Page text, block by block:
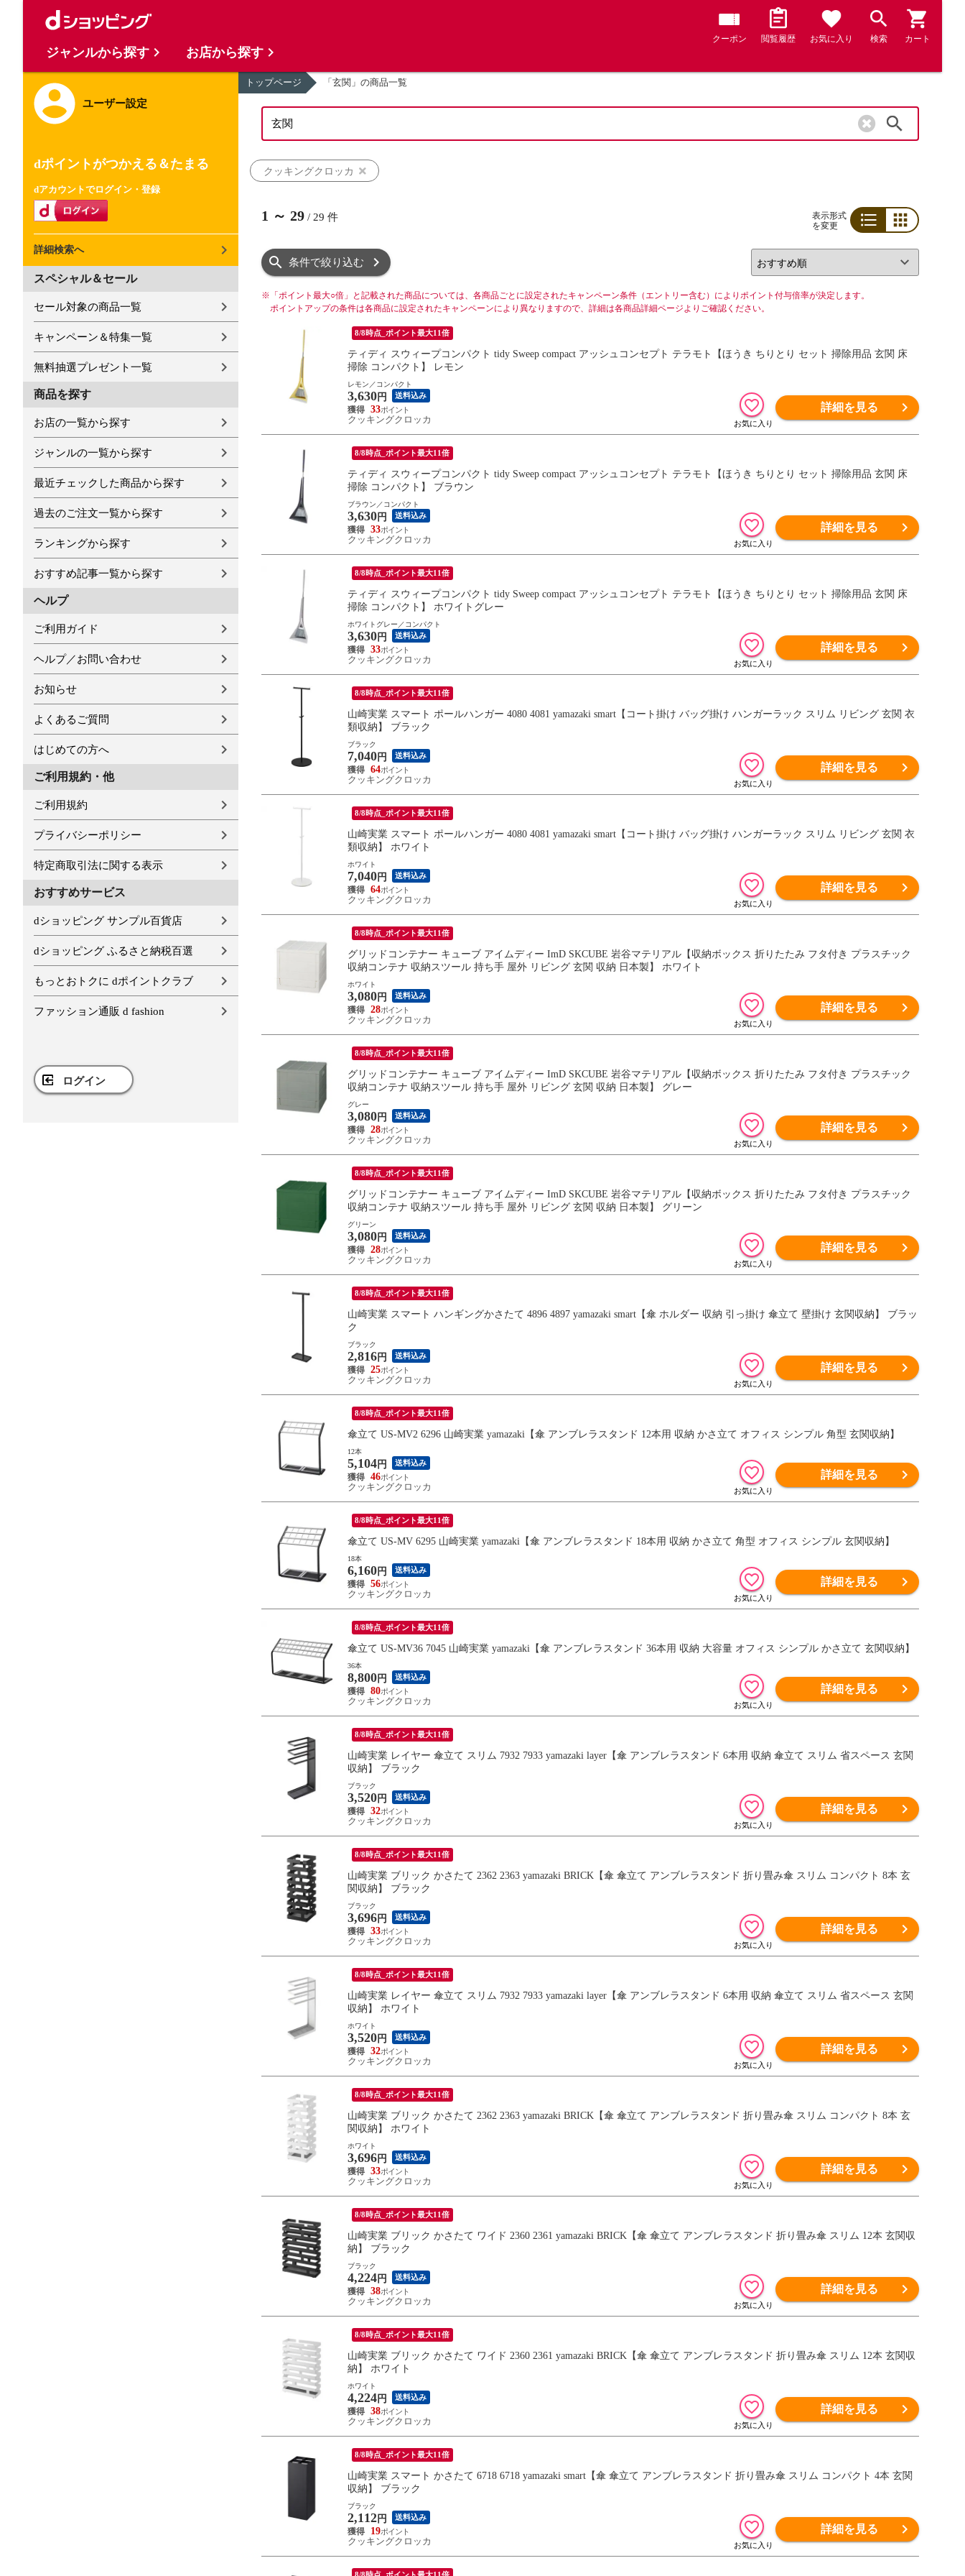
クーポン 閲覧履歴 お気に入り 検索 カート
ユーザー設定
dポイントがつかえる＆たまる
dアカウントでログイン・登録
詳細検索へ
スペシャル＆セール
セール対象の商品一覧
キャンペーン＆特集一覧
無料抽選プレゼント一覧
商品を探す
お店の一覧から探す
ジャンルの一覧から探す
最近チェックした商品から探す
過去のご注文一覧から探す
ランキングから探す
おすすめ記事一覧から探す
ヘルプ
ご利用ガイド
ヘルプ／お問い合わせ
お知らせ
よくあるご質問
はじめての方へ
ご利用規約・他
ご利用規約
プライバシーポリシー
特定商取引法に関する表示
おすすめサービス
dショッピング サンプル百貨店
dショッピング ふるさと納税百選
もっとおトクに dポイントクラブ
ファッション通販 d fashion
ログイン
トップページ 「玄関」の商品一覧
クッキングクロッカ
1 ～ 29 / 29 件
表示形式
を変更
条件で絞り込む
※ 「ポイント最大○倍」と記載された商品については、各商品ごとに設定されたキャンペーン条件（エントリー含む）によりポイント付与倍率が決定します。
ポイントアップの条件は各商品に設定されたキャンペーンにより異なりますので、詳細は各商品詳細ページよりご確認ください。
8/8時点_ポイント最大11倍
ティディ スウィープコンパクト tidy Sweep compact アッシュコンセプト テラモト【ほうき ちりとり セット 掃除用品 玄関 床
掃除 コンパクト】 レモン
レモン／コンパクト
3,630 円 送料込み
33
クッキングクロッカ
詳細を見る
8/8時点_ポイント最大11倍
ティディ スウィープコンパクト tidy Sweep compact アッシュコンセプト テラモト【ほうき ちりとり セット 掃除用品 玄関 床
掃除 コンパクト】 ブラウン
ブラウン／コンパクト
3,630 円 送料込み
33
クッキングクロッカ
詳細を見る
8/8時点_ポイント最大11倍
ティディ スウィープコンパクト tidy Sweep compact アッシュコンセプト テラモト【ほうき ちりとり セット 掃除用品 玄関 床
掃除 コンパクト】 ホワイトグレー
ホワイトグレー／コンパクト
3,630 円 送料込み
33
クッキングクロッカ
詳細を見る
8/8時点_ポイント最大11倍
山崎実業 スマート ポールハンガー 4080 4081 yamazaki smart【コート掛け バッグ掛け ハンガーラック スリム リビング 玄関 衣
類収納】 ブラック
ブラック
7,040 円 送料込み
64
クッキングクロッカ
詳細を見る
8/8時点_ポイント最大11倍
山崎実業 スマート ポールハンガー 4080 4081 yamazaki smart【コート掛け バッグ掛け ハンガーラック スリム リビング 玄関 衣
類収納】 ホワイト
ホワイト
7,040 円 送料込み
64
クッキングクロッカ
詳細を見る
8/8時点_ポイント最大11倍
グリッドコンテナー キューブ アイムディー ImD SKCUBE 岩谷マテリアル【収納ボックス 折りたたみ フタ付き プラスチック
収納コンテナ 収納スツール 持ち手 屋外 リビング 玄関 収納 日本製】 ホワイト
ホワイト
3,080 円 送料込み
28
クッキングクロッカ
詳細を見る
8/8時点_ポイント最大11倍
グリッドコンテナー キューブ アイムディー ImD SKCUBE 岩谷マテリアル【収納ボックス 折りたたみ フタ付き プラスチック
収納コンテナ 収納スツール 持ち手 屋外 リビング 玄関 収納 日本製】 グレー
グレー
3,080 円 送料込み
28
クッキングクロッカ
詳細を見る
8/8時点_ポイント最大11倍
グリッドコンテナー キューブ アイムディー ImD SKCUBE 岩谷マテリアル【収納ボックス 折りたたみ フタ付き プラスチック
収納コンテナ 収納スツール 持ち手 屋外 リビング 玄関 収納 日本製】 グリーン
グリーン
3,080 円 送料込み
28
クッキングクロッカ
詳細を見る
8/8時点_ポイント最大11倍
山崎実業 スマート ハンギングかさたて 4896 4897 yamazaki smart【傘 ホルダー 収納 引っ掛け 傘立て 壁掛け 玄関収納】 ブラッ
ク
ブラック
2,816 円 送料込み
25
クッキングクロッカ
詳細を見る
8/8時点_ポイント最大11倍
傘立て US-MV2 6296 山崎実業 yamazaki【傘 アンブレラスタンド 12本用 収納 かさ立て オフィス シンプル 角型 玄関収納】
12本
5,104 円 送料込み
46
クッキングクロッカ
詳細を見る
8/8時点_ポイント最大11倍
傘立て US-MV 6295 山崎実業 yamazaki【傘 アンブレラスタンド 18本用 収納 かさ立て 角型 オフィス シンプル 玄関収納】
18本
6,160 円 送料込み
56
クッキングクロッカ
詳細を見る
8/8時点_ポイント最大11倍
傘立て US-MV36 7045 山崎実業 yamazaki【傘 アンブレラスタンド 36本用 収納 大容量 オフィス シンプル かさ立て 玄関収納】
36本
8,800 円 送料込み
80
クッキングクロッカ
詳細を見る
8/8時点_ポイント最大11倍
山崎実業 レイヤー 傘立て スリム 7932 7933 yamazaki layer【傘 アンブレラスタンド 6本用 収納 傘立て スリム 省スペース 玄関
収納】 ブラック
ブラック
3,520 円 送料込み
32
クッキングクロッカ
詳細を見る
8/8時点_ポイント最大11倍
山崎実業 ブリック かさたて 2362 2363 yamazaki BRICK【傘 傘立て アンブレラスタンド 折り畳み傘 スリム コンパクト 8本 玄
関収納】 ブラック
ブラック
3,696 円 送料込み
33
クッキングクロッカ
詳細を見る
8/8時点_ポイント最大11倍
山崎実業 レイヤー 傘立て スリム 7932 7933 yamazaki layer【傘 アンブレラスタンド 6本用 収納 傘立て スリム 省スペース 玄関
収納】 ホワイト
ホワイト
3,520 円 送料込み
32
クッキングクロッカ
詳細を見る
8/8時点_ポイント最大11倍
山崎実業 ブリック かさたて 2362 2363 yamazaki BRICK【傘 傘立て アンブレラスタンド 折り畳み傘 スリム コンパクト 8本 玄
関収納】 ホワイト
ホワイト
3,696 円 送料込み
33
クッキングクロッカ
詳細を見る
8/8時点_ポイント最大11倍
山崎実業 ブリック かさたて ワイド 2360 2361 yamazaki BRICK【傘 傘立て アンブレラスタンド 折り畳み傘 スリム 12本 玄関収
納】 ブラック
ブラック
4,224 円 送料込み
38
クッキングクロッカ
詳細を見る
8/8時点_ポイント最大11倍
山崎実業 ブリック かさたて ワイド 2360 2361 yamazaki BRICK【傘 傘立て アンブレラスタンド 折り畳み傘 スリム 12本 玄関収
納】 ホワイト
ホワイト
4,224 円 送料込み
38
クッキングクロッカ
詳細を見る
8/8時点_ポイント最大11倍
山崎実業 スマート かさたて 6718 6718 yamazaki smart【傘 傘立て アンブレラスタンド 折り畳み傘 スリム コンパクト 4本 玄関
収納】 ブラック
ブラック
2,112 円 送料込み
19
クッキングクロッカ
詳細を見る
ジャンルから探す お店から探す